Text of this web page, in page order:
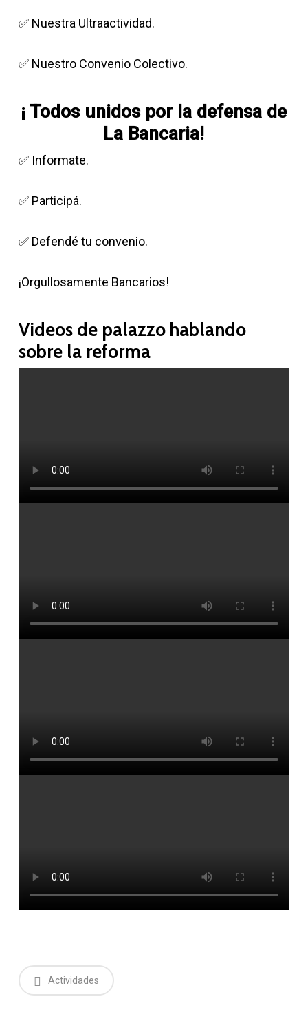
✅ Nuestra Ultraactividad.
✅ Nuestro Convenio Colectivo.
​¡ Todos unidos por la defensa de
La Bancaria!
✅ Informate.
✅ Participá.
✅ Defendé tu convenio.
​¡Orgullosamente Bancarios!
Videos de palazzo hablando
sobre la reforma
Actividades